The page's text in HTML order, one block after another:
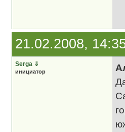
21.02.2008,
Serga ⇓
инициатор